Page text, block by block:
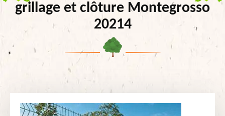
grillage et clôture Montegrosso
20214